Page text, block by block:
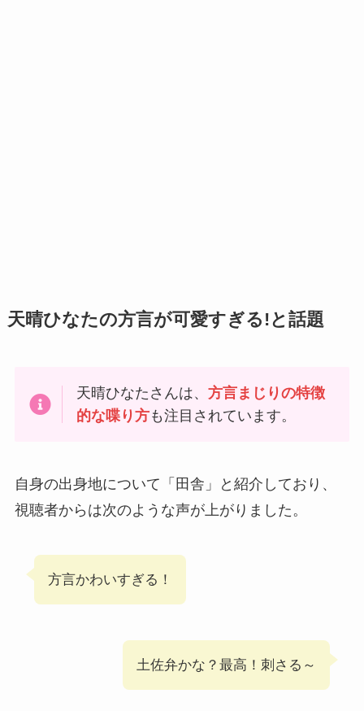
天晴ひなたの方言が可愛すぎる!と話題
天晴ひなたさんは、方言まじりの特徴
的な喋り方も注目されています。
自身の出身地について「田舎」と紹介しており、
視聴者からは次のような声が上がりました。
方言かわいすぎる！
土佐弁かな？最高！刺さる～